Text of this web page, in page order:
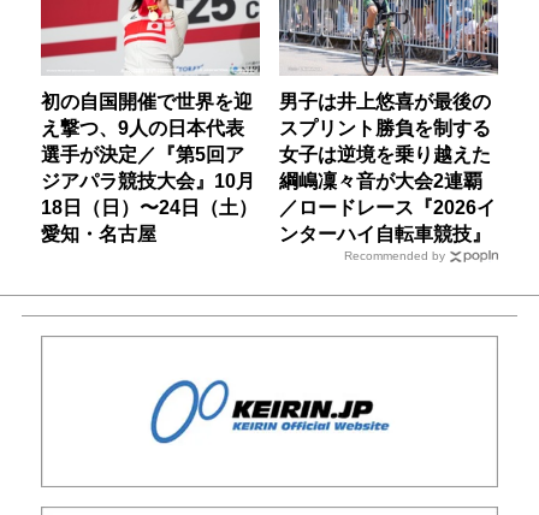
初の自国開催で世界を迎
え撃つ、9人の日本代表
選手が決定／『第5回ア
ジアパラ競技大会』10月
18日（日）〜24日（土）
愛知・名古屋
男子は井上悠喜が最後の
スプリント勝負を制する
女子は逆境を乗り越えた
綱嶋凜々音が大会2連覇
／ロードレース『2026イ
ンターハイ自転車競技』
Recommended by